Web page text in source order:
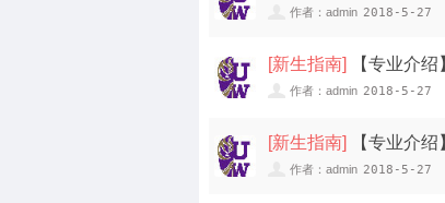
new作者：admin 2018-5-27
[新生指南] 【专业介
作者：admin 2018-5-27
[新生指南] 【专业介
new作者：admin 2018-5-27